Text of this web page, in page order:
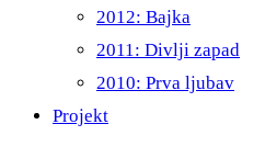
2012: Bajka
2011: Divlji zapad
2010: Prva ljubav
Projekt